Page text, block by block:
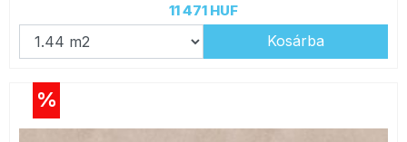
11 471 HUF
Kosárba
%